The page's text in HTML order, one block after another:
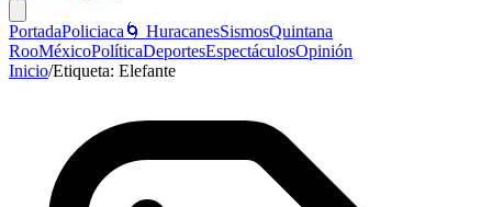
PortadaPoliciaca 🌀 HuracanesSismosQuintana
RooMéxicoPolíticaDeportesEspectáculosOpinión
Inicio/Etiqueta: Elefante